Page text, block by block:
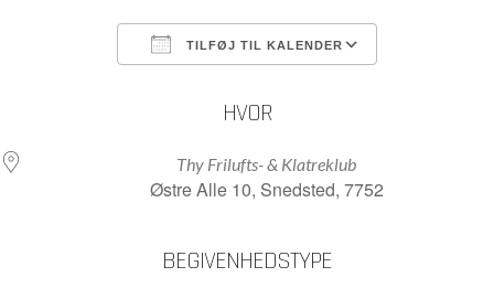
TILFØJ TIL KALENDER
HVOR
Thy Frilufts- & Klatreklub
Østre Alle 10, Snedsted, 7752
BEGIVENHEDSTYPE